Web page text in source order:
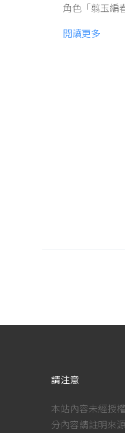
角色「翦玉
閱讀更多
請注意
本站內容未經授
分內容請註明來